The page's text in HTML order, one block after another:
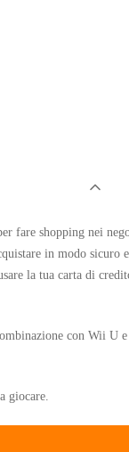
fare shopping nei
in modo sicuro e
la tua carta di
con Wii U
giocare.